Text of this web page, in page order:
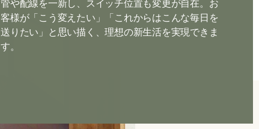
管や配線を一新し、スイッチ位置も変更が自在。お
客様が「こう変えたい」「これからはこんな毎日を
送りたい」と思い描く、理想の新生活を実現できま
す。